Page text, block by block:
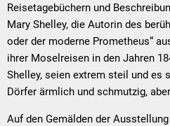
Reisetagebüchern und
Mary Shelley, die Autorin des
oder der moderne Prometheus“
ihrer Moselreisen in den Jahren
Shelley, seien extrem steil und es
Dörfer ärmlich und schmutzig,
Auf den Gemälden der